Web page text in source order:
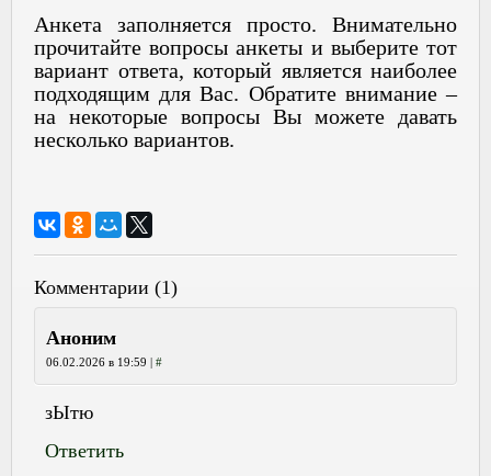
Анкета заполняется просто. Внимательно
прочитайте вопросы анкеты и выберите тот
вариант ответа, который является наиболее
подходящим для Вас. Обратите внимание –
на некоторые вопросы Вы можете давать
несколько вариантов.
Комментарии (1)
Аноним
06.02.2026 в 19:59 | #
зЫтю
Ответить